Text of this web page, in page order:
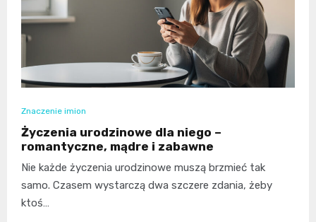
Znaczenie imion
Życzenia urodzinowe dla niego –
romantyczne, mądre i zabawne
Nie każde życzenia urodzinowe muszą brzmieć tak
samo. Czasem wystarczą dwa szczere zdania, żeby
ktoś…